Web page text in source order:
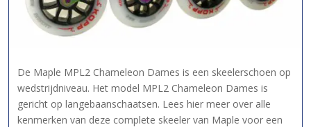
De Maple MPL2 Chameleon Dames is een skeelerschoen op
wedstrijdniveau. Het model MPL2 Chameleon Dames is
gericht op langebaanschaatsen. Lees hier meer over alle
kenmerken van deze complete skeeler van Maple voor een